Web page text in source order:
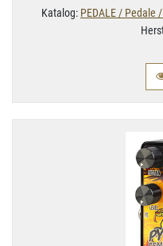
Katalog: PEDALE / Pedale